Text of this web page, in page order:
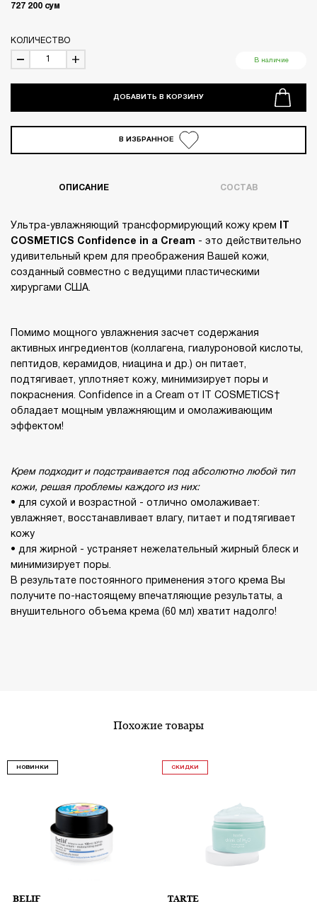
727 200 сум
КОЛИЧЕСТВО
В наличие
ДОБАВИТЬ В КОРЗИНУ
В ИЗБРАННОЕ
ОПИСАНИЕ СОСТАВ
Ультра-увлажняющий трансформирующий кожу крем
COSMETICS Confidence in a Cream - это действительно
удивительный крем для преображения Вашей кожи,
созданный совместно с ведущими пластическими
хирургами США.
Помимо мощного увлажнения засчет содержания
активных ингредиентов (коллагена, гиалуроновой кислоты,
пептидов, керамидов, ниацина и др.) он питает,
подтягивает, уплотняет кожу, минимизирует поры и
покраснения. Confidence in a Cream от IT COSMETICS
обладает мощным увлажняющим и омолаживающим
эффектом!
Крем подходит и подстраивается под абсолютно любой тип
кожи, решая проблемы каждого из них:
• для сухой и возрастной - отлично омолаживает:
увлажняет, восстанавливает влагу, питает и подтягивает
кожу
• для жирной - устраняет нежелательный жирный блеск и
минимизирует поры.
В результате постоянного применения этого крема Вы
получите по-настоящему впечатляющие результаты, а
внушительного объема крема (60 мл) хватит надолго!
похожие товары
НОВИНКИ
BELIF
СКИДКИ
TARTE